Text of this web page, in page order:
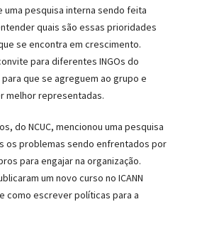
uma pesquisa interna sendo feita
quais são essas prioridades
se encontra em crescimento.
para diferentes INGOs do
que se agreguem ao grupo e
melhor representadas.
do NCUC, mencionou uma pesquisa
os problemas sendo enfrentados por
para engajar na organização.
um novo curso no ICANN
como escrever políticas para a